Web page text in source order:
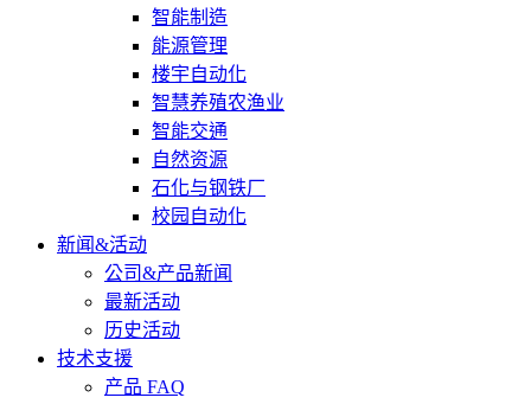
智能制造
能源管理
楼宇自动化
智慧养殖农渔业
智能交通
自然资源
石化与钢铁厂
校园自动化
新闻&活动
公司&产品新闻
最新活动
历史活动
技术支援
产品 FAQ